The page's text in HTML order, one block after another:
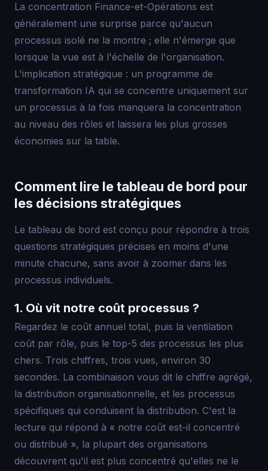
La concentration Finance-et-Opérations est
généralement une surprise parce qu'aucun
processus isolé ne la montre ; elle n'émerge que
lorsque la vue est à l'échelle de l'organisation.
L'implication stratégique : un programme de
transformation IA qui se concentre uniquement sur
un processus à la fois manquera la concentration
au niveau des rôles et laissera les plus grosses
économies sur la table.
Comment lire le tableau de bord pour
les décisions stratégiques
Le tableau de bord est conçu pour répondre à trois
questions stratégiques précises en moins d'une
minute chacune, sans avoir à zoomer dans les
processus individuels.
1. Où vit notre coût processus ?
Regardez le coût annuel total, puis la ventilation
coût par rôle, puis le top-5 des processus les plus
chers. Trois chiffres, trois vues, environ 30
secondes. La combinaison vous dit le chiffre agrégé,
la distribution organisationnelle, et les processus
spécifiques qui conduisent la distribution. C'est la
lecture qui répond à « notre coût est-il concentré
ou distribué », la plupart des organisations
découvrent qu'il est plus concentré qu'elles ne le